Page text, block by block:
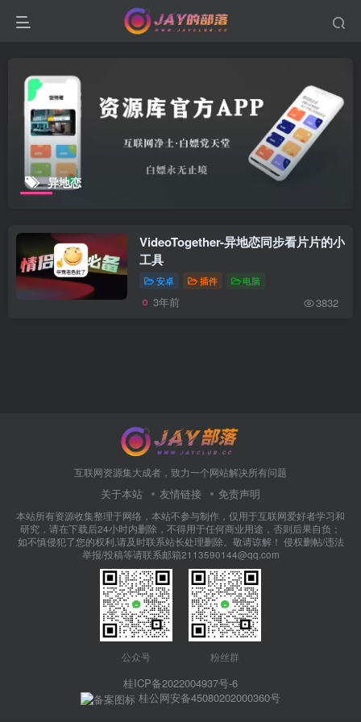
异地恋
VideoTogether-异地恋同步看片片的小
工具
安卓 插件 电脑
3年前 3832
互联网资源集大成者，致力一个网站解决所有问题
关于本站 友情链接 免责声明
本站所有资源收集整理于网络，本站不参与制作，仅用于互联网爱好者学习和
研究，请在下载后24小时内删除，不得用于任何商业用途，否则后果自负；
如不慎侵犯了您的权利,请及时联系站长处理删除。敬请谅解！ 侵权删帖/违法
举报/投稿等请联系邮箱2113590144@qq.com
公众号 粉丝群
桂ICP备2022004937号-6
桂公网安备45080202000360号